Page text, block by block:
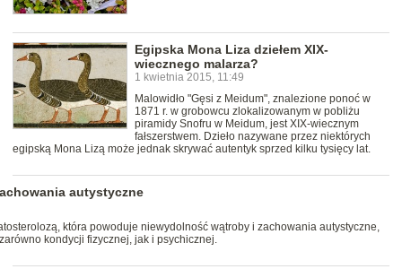
Egipska Mona Liza dziełem XIX-
wiecznego malarza?
1 kwietnia 2015, 11:49
Malowidło "Gęsi z Meidum", znalezione ponoć w
1871 r. w grobowcu zlokalizowanym w pobliżu
piramidy Snofru w Meidum, jest XIX-wiecznym
fałszerstwem. Dzieło nazywane przez niektórych
egipską Mona Lizą może jednak skrywać autentyk sprzed kilku tysięcy lat.
autystyczne
która powoduje niewydolność wątroby i zachowania autystyczne,
kondycji fizycznej, jak i psychicznej.